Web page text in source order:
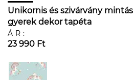
Unikornis és szivárvány mintás
gyerek dekor tapéta
ÁR:
23 990 Ft